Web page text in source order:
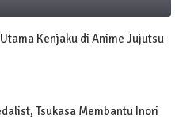
Kenjaku di Anime Jujutsu
Tsukasa Membantu Inori